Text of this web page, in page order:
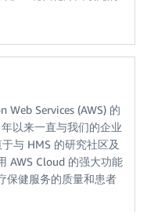
Web Services (AWS) 的
以来一直与我们的企业
与 HMS 的研究社区及
AWS Cloud 的强大功能
保健服务的质量和患者